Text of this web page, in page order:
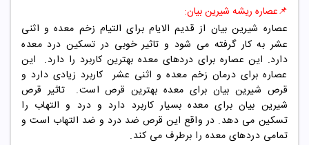
📌عصاره ریشه شیرین بیان:
عصاره شیرین بیان از قدیم الایام برای التیام زخم معده و اثنی
عشر به کار گرفته می شود و تاثیر خوبی در تسکین درد معده
دارد. این عصاره برای دردهای معده بهترین کاربرد را دارد. این
عصاره برای درمان زخم معده و اثنی عشر کاربرد زیادی دارد و
قرص شیرین بیان برای معده بهترین قرص است. تاثیر قرص
شیرین بیان برای معده بسیار کاربرد دارد و درد و التهاب را
تسکین می دهد. در واقع این قرص ضد درد و ضد التهاب است و
تمامی دردهای معده را برطرف می کند.